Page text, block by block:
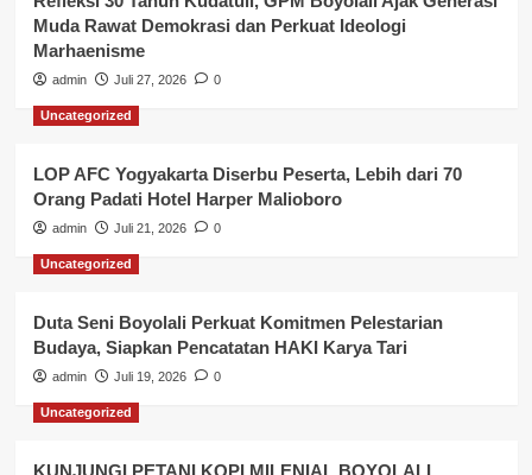
Muda Rawat Demokrasi dan Perkuat Ideologi
Marhaenisme
admin Juli 27, 2026 0
Uncategorized
LOP AFC Yogyakarta Diserbu Peserta, Lebih dari 70
Orang Padati Hotel Harper Malioboro
admin Juli 21, 2026 0
Uncategorized
Duta Seni Boyolali Perkuat Komitmen Pelestarian
Budaya, Siapkan Pencatatan HAKI Karya Tari
admin Juli 19, 2026 0
Uncategorized
KUNJUNGI PETANI KOPI MILENIAL BOYOLALI,